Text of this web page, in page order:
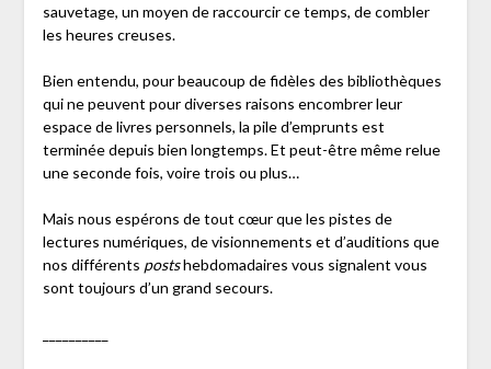
sauvetage, un moyen de raccourcir ce temps, de combler
les heures creuses.
Bien entendu, pour beaucoup de fidèles des bibliothèques
qui ne peuvent pour diverses raisons encombrer leur
espace de livres personnels, la pile d’emprunts est
terminée depuis bien longtemps. Et peut-être même relue
une seconde fois, voire trois ou plus…
Mais nous espérons de tout cœur que les pistes de
lectures numériques, de visionnements et d’auditions que
nos différents postshebdomadaires vous signalent vous
sont toujours d’un grand secours.